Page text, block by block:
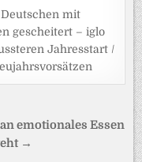
Deutschen mit
gescheitert – iglo
Jahresstart /
emotionales Essen
→